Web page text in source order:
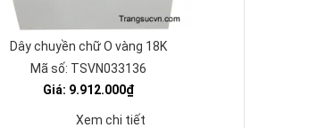
Dây chuyền chữ O vàng 18K
Mã số: TSVN033136
Giá: 9.912.000₫
Xem chi tiết